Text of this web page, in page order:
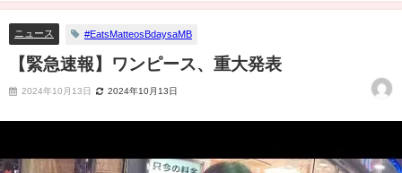
ニュース #EatsMatteosBdaysaMB
【緊急速報】ワンピース、重大発表
2024年10月13日 2024年10月13日